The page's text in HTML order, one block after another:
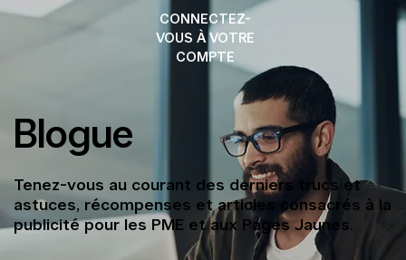
CONNECTEZ-
VOUS À VOTRE
COMPTE
Blogue
Tenez-vous au courant des derniers trucs et
astuces, récompenses et articles consacrés à la
publicité pour les PME et aux Pages Jaunes.